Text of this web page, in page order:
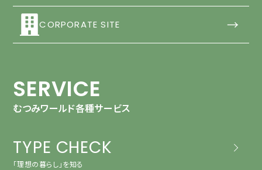
CORPORATE SITE →
SERVICE
むつみワールド各種サービス
TYPE CHECK
「理想の暮らし」を知る